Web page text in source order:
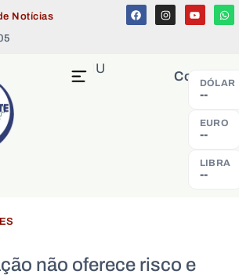
Notícias
Cotação
DÓLAR
--
EURO
--
LIBRA
--
MENU
não oferece risco e